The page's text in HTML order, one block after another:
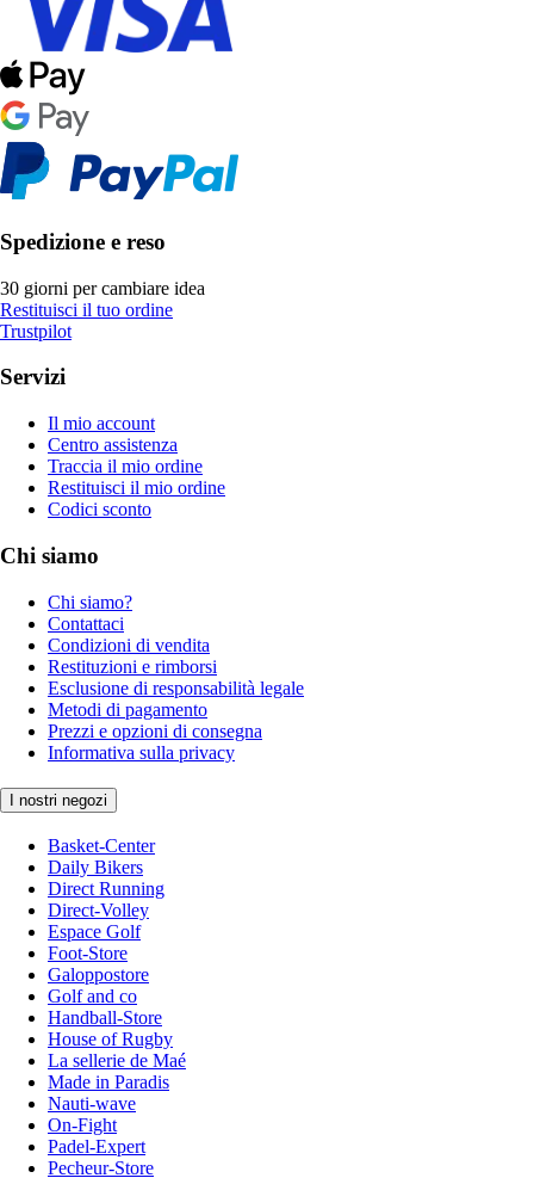
Spedizione e reso
30 giorni per cambiare idea
Restituisci il tuo ordine
Trustpilot
Servizi
Il mio account
Centro assistenza
Traccia il mio ordine
Restituisci il mio ordine
Codici sconto
Chi siamo
Chi siamo?
Contattaci
Condizioni di vendita
Restituzioni e rimborsi
Esclusione di responsabilità legale
Metodi di pagamento
Prezzi e opzioni di consegna
Informativa sulla privacy
I nostri negozi
Basket-Center
Daily Bikers
Direct Running
Direct-Volley
Espace Golf
Foot-Store
Galoppostore
Golf and co
Handball-Store
House of Rugby
La sellerie de Maé
Made in Paradis
Nauti-wave
On-Fight
Padel-Expert
Pecheur-Store